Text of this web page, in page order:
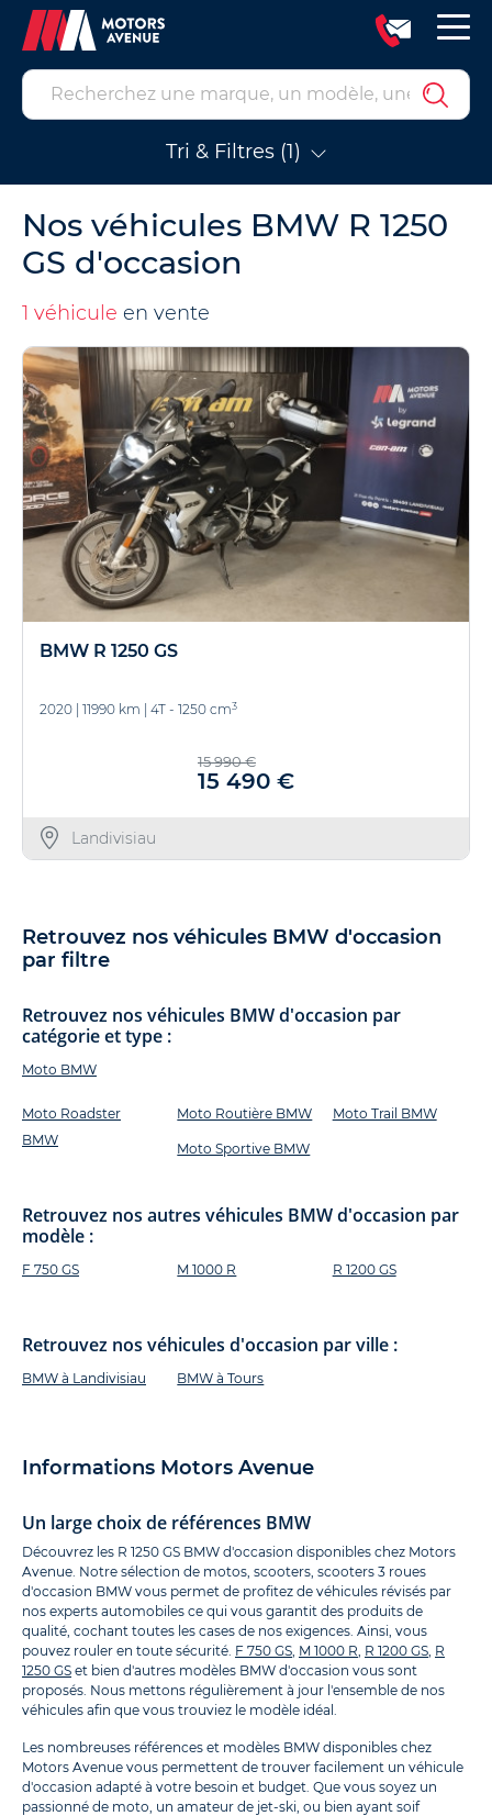
Tri & Filtres (1)
Nos véhicules BMW R 1250
GS d'occasion
1 véhicule en vente
BMW R 1250 GS
2020 11990 km 4T - 1250 cm3
15 990 €
15 490 €
Landivisiau
Retrouvez nos véhicules BMW d'occasion
par filtre
Retrouvez nos véhicules BMW d'occasion par
catégorie et type :
Moto BMW
Moto Roadster
BMW
Moto Routière BMW
Moto Sportive BMW
Moto Trail BMW
Retrouvez nos autres véhicules BMW d'occasion par
modèle :
F 750 GS M 1000 R R 1200 GS
Retrouvez nos véhicules d'occasion par ville :
BMW à Landivisiau BMW à Tours
Informations Motors Avenue
Un large choix de références BMW
Découvrez les R 1250 GS BMW d'occasion disponibles chez Motors
Avenue. Notre sélection de motos, scooters, scooters 3 roues
d'occasion BMW vous permet de profitez de véhicules révisés par
nos experts automobiles ce qui vous garantit des produits de
qualité, cochant toutes les cases de nos exigences. Ainsi, vous
pouvez rouler en toute sécurité. F 750 GS M 1000 R R 1200 GS R
1250 GS et bien d'autres modèles BMW d'occasion vous sont
proposés. Nous mettons régulièrement à jour l'ensemble de nos
véhicules afin que vous trouviez le modèle idéal.
Les nombreuses références et modèles BMW disponibles chez
Motors Avenue vous permettent de trouver facilement un véhicule
d'occasion adapté à votre besoin et budget. Que vous soyez un
passionné de moto, un amateur de jet-ski, ou bien ayant soif